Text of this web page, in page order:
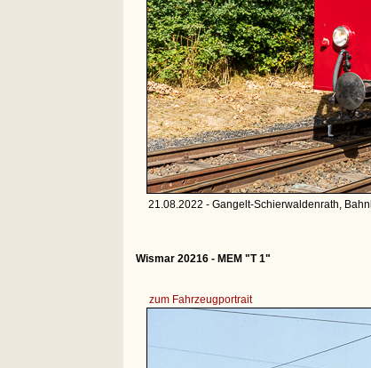
21.08.2022 - Gangelt-Schierwaldenrath,
Wismar 20216 - MEM "T 1"
zum Fahrzeugportrait